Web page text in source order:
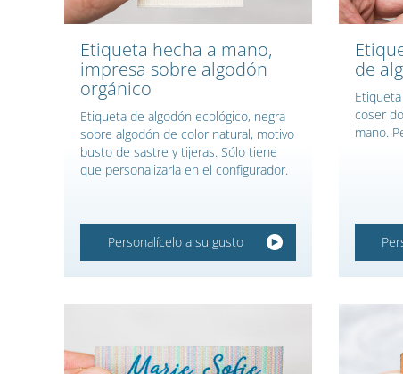
Etiqueta hecha a mano,
impresa sobre algodón
orgánico
Etiqueta de algodón ecológico, negra
sobre algodón de color natural, motivo
busto de sastre y tijeras. Sólo tiene
que personalizarla en el configurador.
Personalícelo a su gusto
de
coser
mano.